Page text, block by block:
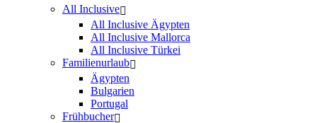
All Inclusive
All Inclusive Ägypten
All Inclusive Mallorca
All Inclusive Türkei
Familienurlaub
Ägypten
Bulgarien
Portugal
Frühbucher